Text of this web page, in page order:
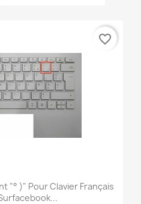
"° )" Pour Clavier Français
favorite_border